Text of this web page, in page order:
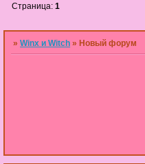
Страница:1
»Winx и Witch » Новый форум